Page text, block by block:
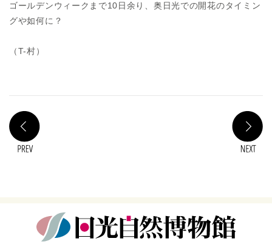
ゴールデンウィークまで10日余り、奥日光での開花のタイミン
グや如何に？
（T-村）